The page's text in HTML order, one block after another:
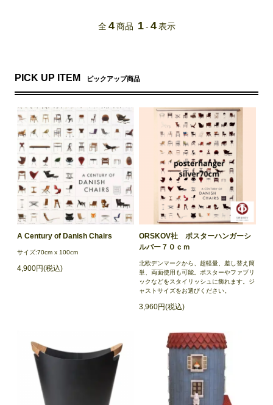
全 4 商品 1 - 4 表示
PICK UP ITEM ピックアップ商品
A Century of Danish Chairs
サイズ:70cm x 100cm
4,900円(税込)
ORSKOV社 ポスターハンガーシ
ルバー７０ｃｍ
北欧デンマークから、超軽量、差し替え簡
単、両面使用も可能。ポスターやファブリ
ックなどをスタイリッシュに飾れます。ジ
ャストサイズをお選びください。
3,960円(税込)